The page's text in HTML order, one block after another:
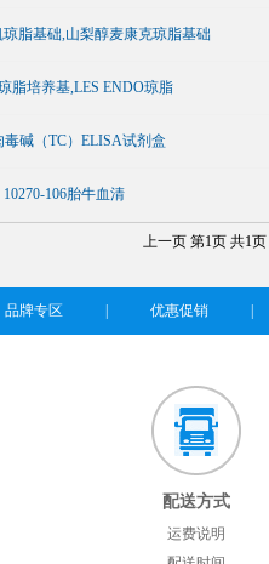
脂基础,山梨醇麦康克琼脂基础
脂培养基,LES ENDO琼脂
毒碱（TC）ELISA试剂盒
10270-106胎牛血清
上一页 第1页 共1页
品牌专区 优惠促销
配送方式
运费说明